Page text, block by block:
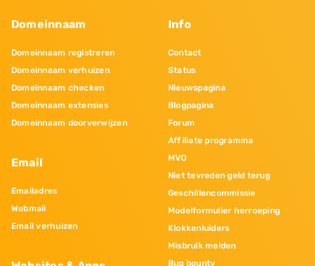
Domeinnaam
Domeinnaam registreren
Domeinnaam verhuizen
Domeinnaam checken
Domeinnaam extensies
Domeinnaam doorverwijzen
Email
Emailadres
Webmail
Email verhuizen
Info
Contact
Status
Nieuwspagina
Blogpagina
Forum
Affiliate programma
MVO
Niet tevreden geld terug
Geschillencommissie
Modelformulier herroeping
Klokkenluiders
Misbruik melden
Bug bounty